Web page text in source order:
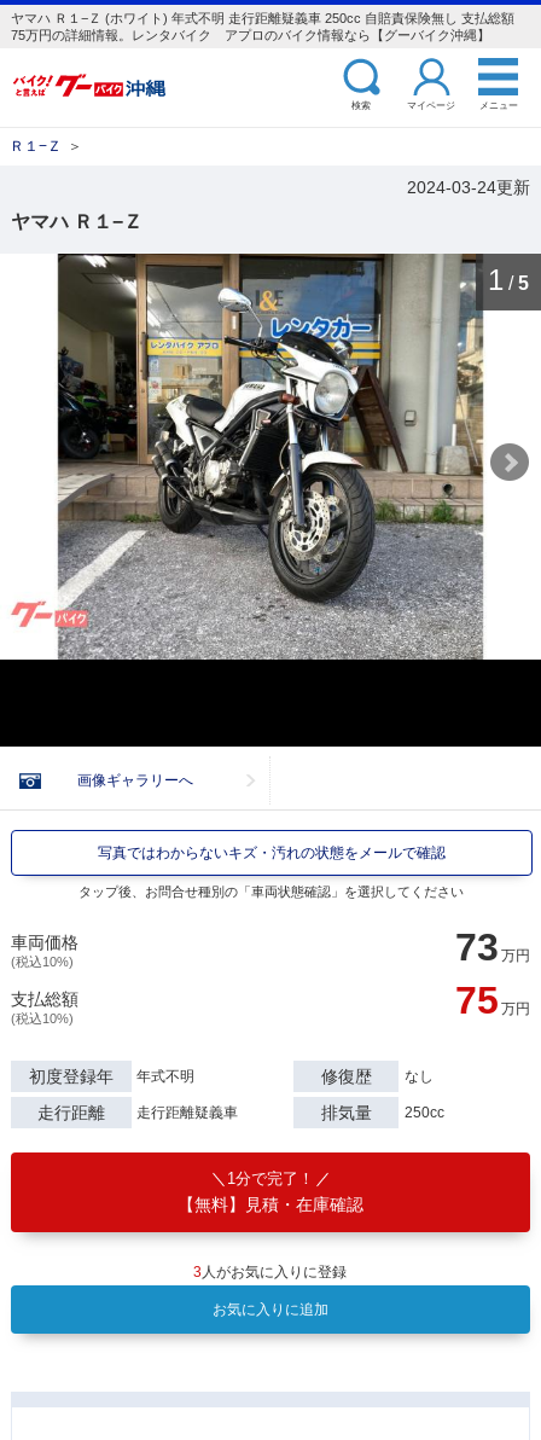
ヤマハ Ｒ１−Ｚ (ホワイト) 年式不明 走行距離疑義車 250cc 自賠責保険無し 支払総額
75万円の詳細情報。レンタバイク アプロのバイク情報なら【グーバイク沖縄】
検索 マイページ メニュー
Ｒ１−Ｚ ＞
2024-03-24更新
ヤマハ Ｒ１−Ｚ
1 / 5
画像ギャラリーへ
写真ではわからないキズ・汚れの状態をメールで確認
タップ後、お問合せ種別の「車両状態確認」を選択してください
車両価格
(税込10%) 73 万円
支払総額
(税込10%) 75 万円
初度登録年 年式不明 修復歴 なし
走行距離 走行距離疑義車 排気量 250cc
1分で完了！
【無料】見積・在庫確認
3 人がお気に入りに登録
お気に入りに追加